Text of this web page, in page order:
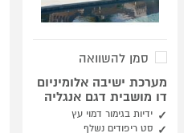
סמן להשוואה
מערכת ישיבה אלומיניום
דו מושבית דגם אנגליה
ידיות בגימור דמוי עץ
סט ריפודים נשלף